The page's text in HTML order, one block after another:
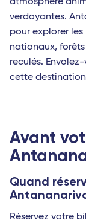
verdoyantes.
pour explorer
nationaux,
reculés.
cette destination
Avant
Quand
Réservez votre